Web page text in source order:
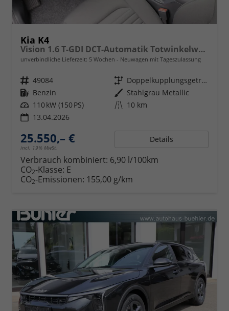
Kia K4
Vision 1.6 T-GDI DCT-Automatik Totwinkelwarner, Navigation, Sitzheizung, LED-Scheinwerfer
unverbindliche Lieferzeit: 5 Wochen Neuwagen mit Tageszulassung
Fahrzeugnr. 49084 Getriebe
Doppelkupplungsgetriebe (DSG)
Kraftstoff Benzin Außenfarbe Stahlgrau Metallic
Leistung 110 kW (150 PS) Kilometerstand 10 km
13.04.2026
25.550,– €
incl. 19% MwSt.
Details
Verbrauch kombiniert: 6,90 l/100km
CO2-Klasse: E
CO2-Emissionen: 155,00 g/km